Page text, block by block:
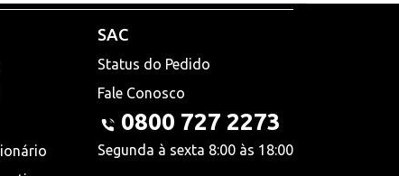
SAC
Status do Pedido
Fale Conosco
0800 727 2273
Segunda à sexta 8:00 às 18:00